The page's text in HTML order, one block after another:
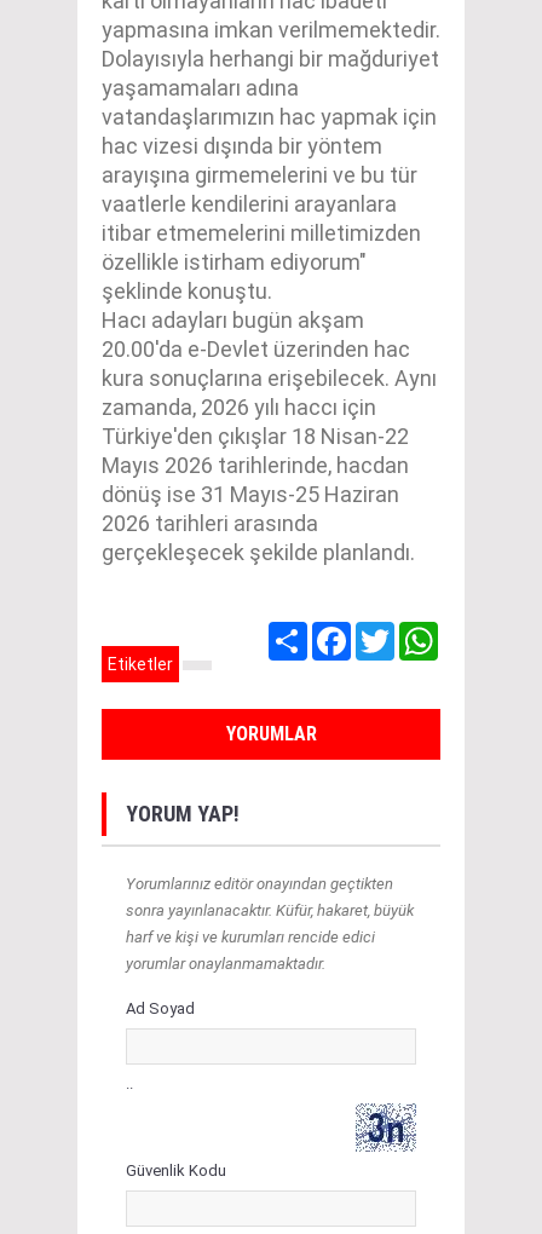
yapmasına imkan verilmemektedir.
Dolayısıyla herhangi bir mağduriyet
yaşamamaları adına
vatandaşlarımızın hac yapmak için
hac vizesi dışında bir yöntem
arayışına girmemelerini ve bu tür
vaatlerle kendilerini arayanlara
itibar etmemelerini milletimizden
özellikle istirham ediyorum"
şeklinde konuştu.
Hacı adayları bugün akşam
20.00'da e-Devlet üzerinden hac
kura sonuçlarına erişebilecek. Aynı
zamanda, 2026 yılı haccı için
Türkiye'den çıkışlar 18 Nisan-22
Mayıs 2026 tarihlerinde, hacdan
dönüş ise 31 Mayıs-25 Haziran
2026 tarihleri arasında
gerçekleşecek şekilde planlandı.
Share Facebook
Twitter
Etiketler
YORUMLAR
YORUM YAP!
Yorumlarınız editör onayından geçtikten
sonra yayınlanacaktır. Küfür, hakaret, büyük
harf ve kişi ve kurumları rencide edici
yorumlar onaylanmamaktadır.
Ad Soyad
Güvenlik Kodu